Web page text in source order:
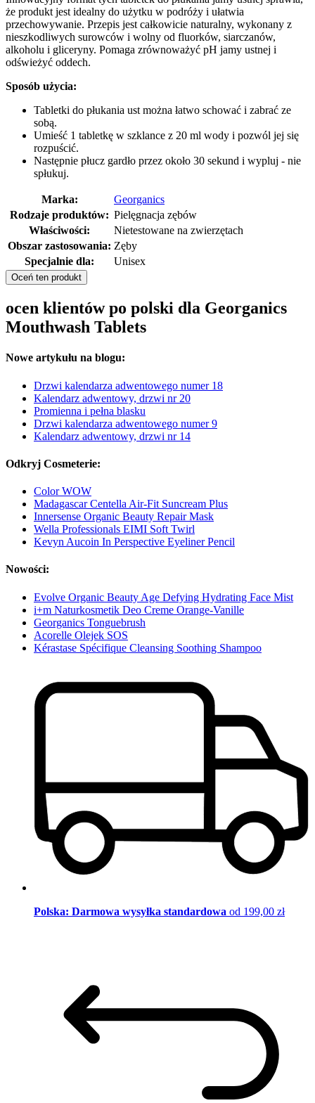
że produkt jest idealny do użytku w podróży i ułatwia
przechowywanie. Przepis jest całkowicie naturalny, wykonany z
nieszkodliwych surowców i wolny od fluorków, siarczanów,
alkoholu i gliceryny. Pomaga zrównoważyć pH jamy ustnej i
odświeżyć oddech.
Sposób użycia:
Tabletki do płukania ust można łatwo schować i zabrać ze
sobą.
Umieść 1 tabletkę w szklance z 20 ml wody i pozwól jej się
rozpuścić.
Następnie płucz gardło przez około 30 sekund i wypluj - nie
spłukuj.
Marka:
Georganics
Rodzaje produktów: Pielęgnacja zębów
Właściwości:
Nietestowane na zwierzętach
Obszar zastosowania: Zęby
Specjalnie dla:
Unisex
Oceń ten produkt
ocen klientów po polski dla Georganics
Mouthwash Tablets
Nowe artykułu na blogu:
Drzwi kalendarza adwentowego numer 18
Kalendarz adwentowy, drzwi nr 20
Promienna i pełna blasku
Drzwi kalendarza adwentowego numer 9
Kalendarz adwentowy, drzwi nr 14
Odkryj Cosmeterie:
Color WOW
Madagascar Centella Air-Fit Suncream Plus
Innersense Organic Beauty Repair Mask
Wella Professionals EIMI Soft Twirl
Kevyn Aucoin In Perspective Eyeliner Pencil
Nowości:
Evolve Organic Beauty Age Defying Hydrating Face Mist
i+m Naturkosmetik Deo Creme Orange-Vanille
Georganics Tonguebrush
Acorelle Olejek SOS
Kérastase Spécifique Cleansing Soothing Shampoo
Polska: Darmowa wysyłka standardowa od 199,00 zł